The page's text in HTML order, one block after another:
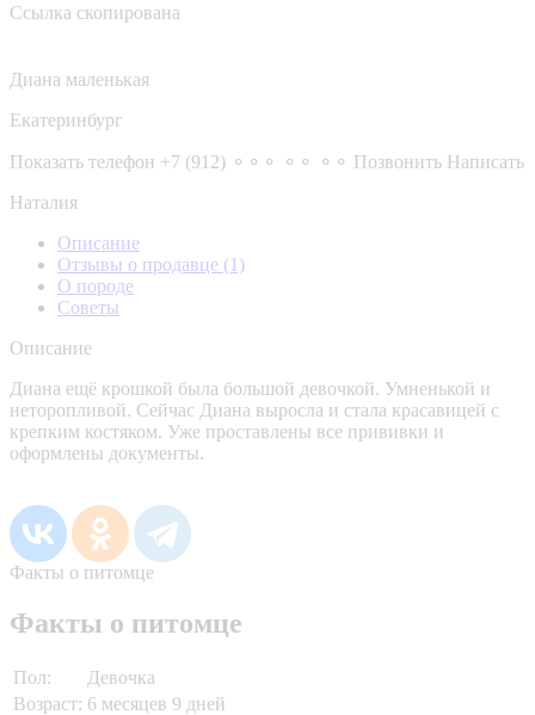
Ссылка скопирована
Диана маленькая
Екатеринбург
Показать телефон +7 (912) ⚬⚬⚬ ⚬⚬ ⚬⚬ Позвонить Написать
Наталия
Описание
Отзывы о продавце (1)
О породе
Советы
Описание
Диана ещё крошкой была большой девочкой. Умненькой и
неторопливой. Сейчас Диана выросла и стала красавицей с
крепким костяком. Уже проставлены все прививки и
оформлены документы.
Факты о питомце
Факты о питомце
Пол:
Девочка
Возраст: 6 месяцев 9 дней